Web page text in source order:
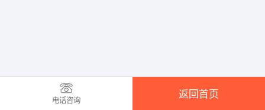
电话咨询
返回首页